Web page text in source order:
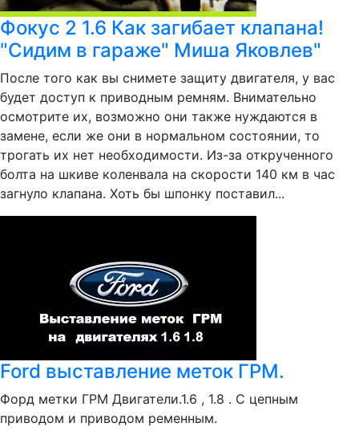
Фокус 2 1.6 Как загибает клапана!
"Сидим в гараже" Миша Яковлев"
После того как вы снимете защиту двигателя, у вас
будет доступ к приводным ремням. Внимательно
осмотрите их, возможно они также нуждаются в
замене, если же они в нормальном состоянии, то
трогать их нет необходимости. Из-за открученного
болта на шкиве коленвала на скорости 140 км в час
загнуло клапана. Хоть бы шпонку поставил...
Ford выставление меток ГРМ.
Форд метки ГРМ Двигатели.1.6 , 1.8 . С цепным
приводом и приводом ременным.